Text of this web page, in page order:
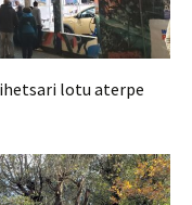
lotu aterpe